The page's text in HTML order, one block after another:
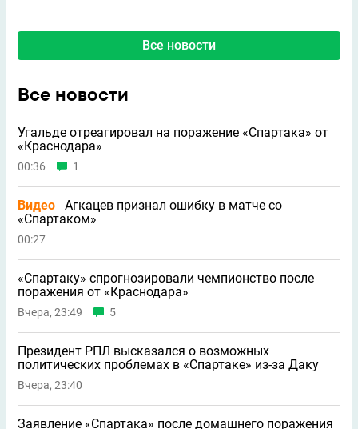
Все новости
Все новости
Угальде отреагировал на поражение «Спартака» от
«Краснодара»
00:36 1
Видео
Агкацев признал ошибку в матче со
«Спартаком»
00:27
«Спартаку» спрогнозировали чемпионство после
поражения от «Краснодара»
Вчера, 23:49 5
Президент РПЛ высказался о возможных
политических проблемах в «Спартаке» из-за Даку
Вчера, 23:40
Заявление «Спартака» после домашнего поражения